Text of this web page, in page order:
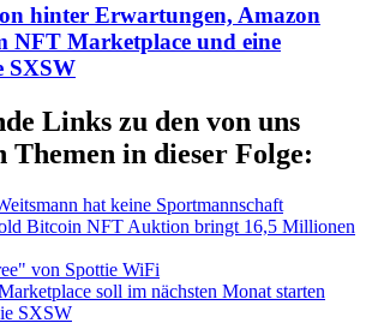
hinter Erwartungen, Amazon
NFT Marketplace und eine
SXSW
Links zu den von uns
Themen in dieser Folge:
hat keine Sportmannschaft
Bitcoin NFT Auktion bringt 16,5 Millionen
von Spottie WiFi
soll im nächsten Monat starten
SXSW